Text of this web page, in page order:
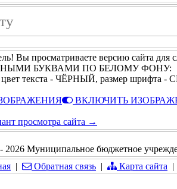
Вы просматриваете версию сайта для
БУКВАМИ ПО БЕЛОМУ ФОНУ:
текста - ЧЁРНЫЙ, размер шрифта
ВКЛЮЧИТЬ
просмотра сайта →
2026 Муниципальное бюджетное
| Обратная связь | Карта сайта